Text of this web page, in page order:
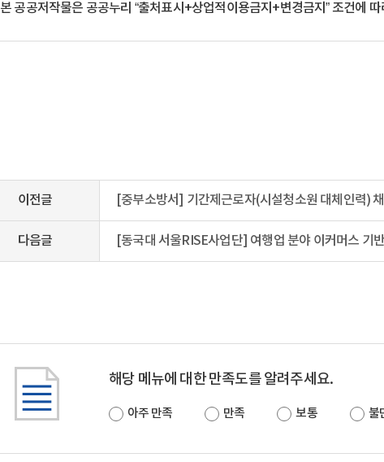
본 공공저작물은 공공누리 “출처표시+상업적이용금지+변경금지” 조건에
이전글 [중부소방서] 기간제근로자(시설청소원 대체인력)
다음글 [동국대 서울RISE사업단] 여행업 분야 이커머스 기
해당 메뉴에 대한 만족도를 알려주세요.
아주 만족 만족 보통 불